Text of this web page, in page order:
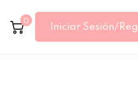
0
Iniciar Sesión/